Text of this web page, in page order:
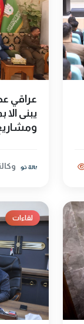
عراقي
يبنى
لقاءات